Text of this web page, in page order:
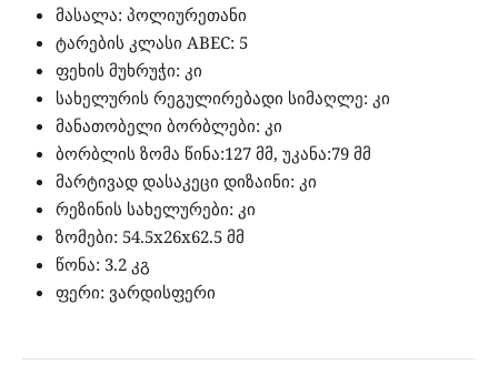
მასალა: პოლიურეთანი
ტარების კლასი ABEC: 5
ფეხის მუხრუჭი: კი
სახელურის რეგულირებადი სიმაღლე: კი
მანათობელი ბორბლები: კი
ბორბლის ზომა წინა:127 მმ, უკანა:79 მმ
მარტივად დასაკეცი დიზაინი: კი
რეზინის სახელურები: კი
ზომები: 54.5x26x62.5 მმ
წონა: 3.2 კგ
ფერი: ვარდისფერი